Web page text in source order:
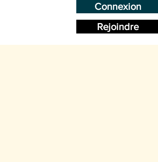
Rejoindre
Connexion